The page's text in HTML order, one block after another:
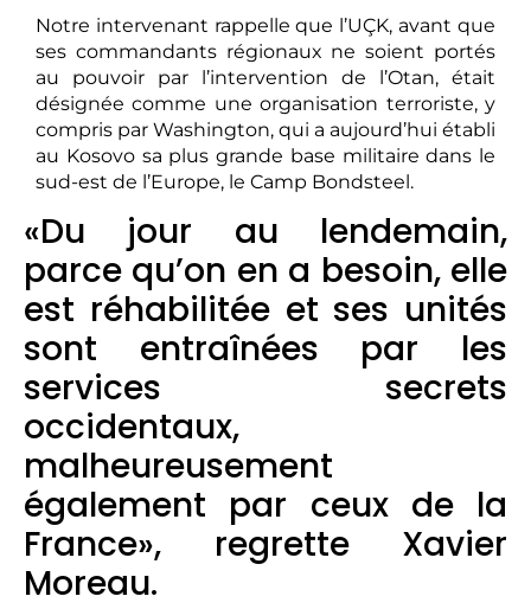
Notre intervenant rappelle que l’UÇK, avant que
ses commandants régionaux ne soient portés
au pouvoir par l’intervention de l’Otan, était
désignée comme une organisation terroriste, y
compris par Washington, qui a aujourd’hui établi
au Kosovo sa plus grande base militaire dans le
sud-est de l’Europe, le Camp Bondsteel.
«Du jour au lendemain,
parce qu’on en a besoin, elle
est réhabilitée et ses unités
sont entraînées par les
services secrets
occidentaux,
malheureusement
également par ceux de la
France», regrette Xavier
Moreau.